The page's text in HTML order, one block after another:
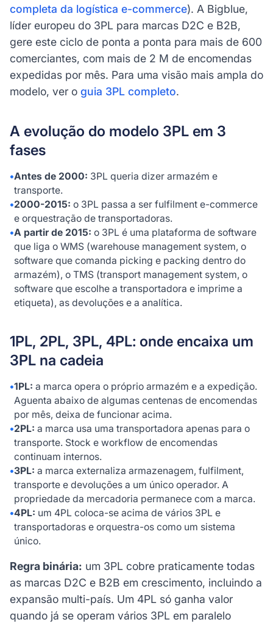
completa da logística e-commerce). A Bigblue,
líder europeu do 3PL para marcas D2C e B2B,
gere este ciclo de ponta a ponta para mais de 600
comerciantes, com mais de 2 M de encomendas
expedidas por mês. Para uma visão mais ampla do
modelo, ver o guia 3PL completo.
A evolução do modelo 3PL em 3
fases
•Antes de 2000: 3PL queria dizer armazém e
transporte.
•2000-2015: o 3PL passa a ser fulfilment e-commerce
e orquestração de transportadoras.
•A partir de 2015: o 3PL é uma plataforma de software
que liga o WMS (warehouse management system, o
software que comanda picking e packing dentro do
armazém), o TMS (transport management system, o
software que escolhe a transportadora e imprime a
etiqueta), as devoluções e a analítica.
1PL, 2PL, 3PL, 4PL: onde encaixa um
3PL na cadeia
•1PL: a marca opera o próprio armazém e a expedição.
Aguenta abaixo de algumas centenas de encomendas
por mês, deixa de funcionar acima.
•2PL: a marca usa uma transportadora apenas para o
transporte. Stock e workflow de encomendas
continuam internos.
•3PL: a marca externaliza armazenagem, fulfilment,
transporte e devoluções a um único operador. A
propriedade da mercadoria permanece com a marca.
•4PL: um 4PL coloca-se acima de vários 3PL e
transportadoras e orquestra-os como um sistema
único.
Regra binária: um 3PL cobre praticamente todas
as marcas D2C e B2B em crescimento, incluindo a
expansão multi-país. Um 4PL só ganha valor
quando já se operam vários 3PL em paralelo